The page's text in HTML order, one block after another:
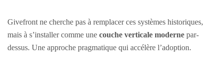
Givefront ne cherche pas à remplacer ces systèmes historiques,
mais à s’installer comme une couche verticale moderne par-
dessus. Une approche pragmatique qui accélère l’adoption.